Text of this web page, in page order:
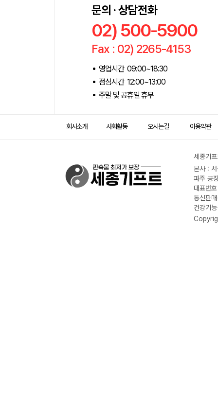
문의 · 상담전화
02) 500-5900
Fax : 02) 2265-4153
영업시간 09:00~18:30
점심시간 12:00~13:00
주말 및 공휴일 휴무
회사소개 사회활동 오시는길 이용약관
세종기
본사 :
파주 공
대표번
통신판
건강기